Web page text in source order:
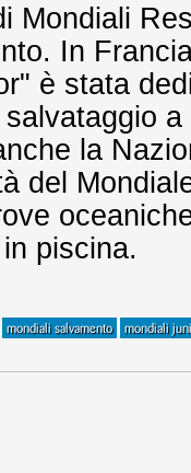
Mondiali
In
è stata
la
del
piscina.
mondiali salvamento
mondiali